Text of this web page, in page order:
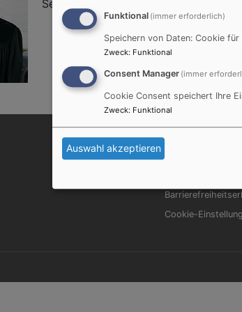
Seine Ordination fand am 11.
Cookie-
Funktional (immer erforderlich)
Speichern von Daten: Cookie
Zweck: Funktional
Consent Manager (immer
Cookie Consent speichert Ihre
Zweck: Funktional
Auswahl akzeptieren